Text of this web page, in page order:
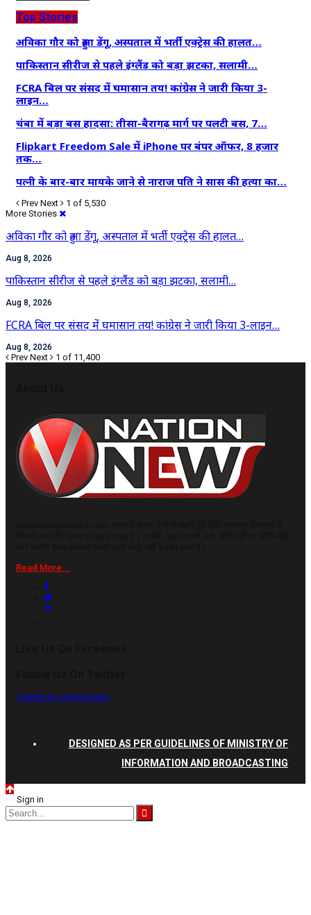
Top Stories
अविका गौर को हुआ डेंगू, अस्पताल में भर्ती एक्ट्रेस की हालत…
पाकिस्तान सीरीज से पहले इंग्लैंड को बड़ा झटका, सलामी…
FCRA बिल पर संसद में घमासान तय! कांग्रेस ने जारी किया 3-
लाइन…
चंबा में बड़ा बस हादसा: तीसा-बैरागढ़ मार्ग पर पलटी बस, 7…
Flipkart Freedom Sale में iPhone पर बंपर ऑफर, 8 हजार
तक…
पत्नी के बार-बार मायके जाने से नाराज पति ने सास की हत्या का…
Prev Next
1 of 5,530
More Stories
अविका गौर को हुआ डेंगू, अस्पताल में भर्ती एक्ट्रेस की हालत…
Aug 8, 2026
पाकिस्तान सीरीज से पहले इंग्लैंड को बड़ा झटका, सलामी…
Aug 8, 2026
FCRA बिल पर संसद में घमासान तय! कांग्रेस ने जारी किया 3-लाइन…
Aug 8, 2026
Prev Next 1 of 11,400
Read More...
Tweets by vnationnews
DESIGNED AS PER GUIDELINES OF MINISTRY OF
INFORMATION AND BROADCASTING
Sign in